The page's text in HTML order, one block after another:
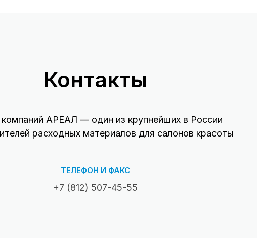
Контакты
компаний АРЕАЛ — один из крупнейших в России
расходных материалов для салонов красоты
ТЕЛЕФОН И ФАКС
+7 (812) 507-45-55